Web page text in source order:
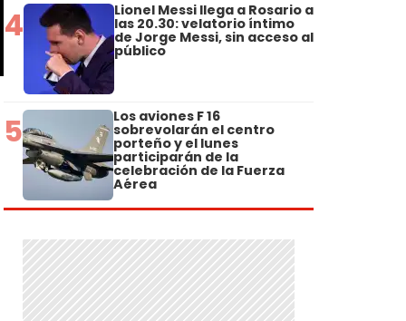
4 Lionel Messi llega a Rosario a
las 20.30: velatorio íntimo
de Jorge Messi, sin acceso al
público
5 Los aviones F 16
sobrevolarán el centro
porteño y el lunes
participarán de la
celebración de la Fuerza
Aérea